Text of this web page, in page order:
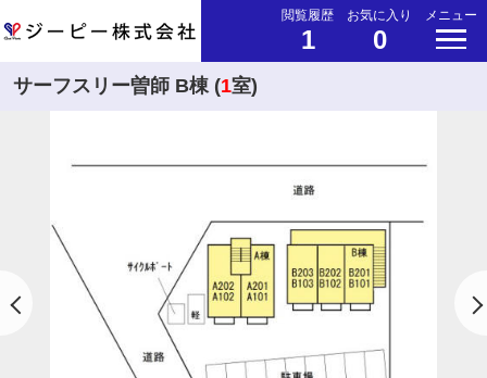
閲覧履歴
1
お気に入り
0
メニュー
サーフスリー曽師 B棟 (1室)